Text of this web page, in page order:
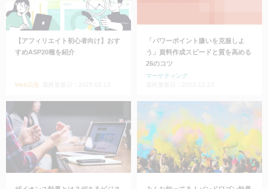
【アフィリエイト初心者向け】おす
すめASP20種を紹介
Web広告
「パワーポイント嫌いを克服しよ
う」資料作成スピードと質を高める
26のコツ
マーケティング